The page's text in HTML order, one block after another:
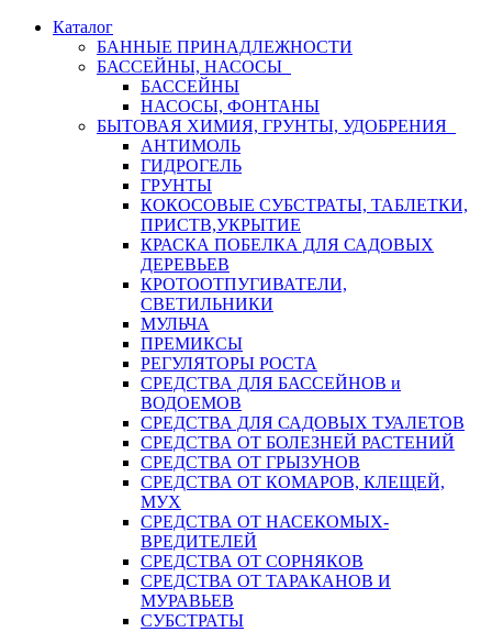
Каталог
БАННЫЕ ПРИНАДЛЕЖНОСТИ
БАССЕЙНЫ, НАСОСЫ
БАССЕЙНЫ
НАСОСЫ, ФОНТАНЫ
БЫТОВАЯ ХИМИЯ, ГРУНТЫ, УДОБРЕНИЯ
АНТИМОЛЬ
ГИДРОГЕЛЬ
ГРУНТЫ
КОКОСОВЫЕ СУБСТРАТЫ, ТАБЛЕТКИ,
ПРИСТВ,УКРЫТИЕ
КРАСКА ПОБЕЛКА ДЛЯ САДОВЫХ
ДЕРЕВЬЕВ
КРОТООТПУГИВАТЕЛИ,
СВЕТИЛЬНИКИ
МУЛЬЧА
ПРЕМИКСЫ
РЕГУЛЯТОРЫ РОСТА
СРЕДСТВА ДЛЯ БАССЕЙНОВ и
ВОДОЕМОВ
СРЕДСТВА ДЛЯ САДОВЫХ ТУАЛЕТОВ
СРЕДСТВА ОТ БОЛЕЗНЕЙ РАСТЕНИЙ
СРЕДСТВА ОТ ГРЫЗУНОВ
СРЕДСТВА ОТ КОМАРОВ, КЛЕЩЕЙ,
МУХ
СРЕДСТВА ОТ НАСЕКОМЫХ-
ВРЕДИТЕЛЕЙ
СРЕДСТВА ОТ СОРНЯКОВ
СРЕДСТВА ОТ ТАРАКАНОВ И
МУРАВЬЕВ
СУБСТРАТЫ